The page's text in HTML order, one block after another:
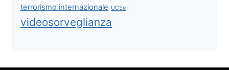
terrorismo internazionale UCSe
videosorveglianza